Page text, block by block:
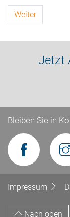
Weiter
Jetzt
Bleiben Sie in
Impressum
Nach oben